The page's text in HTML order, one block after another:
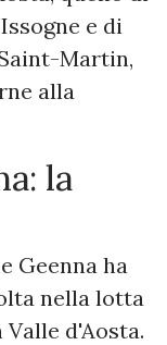
e di
Martin,
alla
la
Geenna ha
nella lotta
d'Aosta.